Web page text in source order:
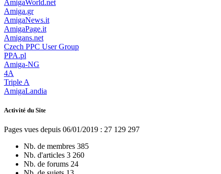
AmigaWorld.net
Amiga.gr
AmigaNews.it
AmigaPage.it
Amigans.net
Czech PPC User Group
PPA.pl
Amiga-NG
4A
Triple A
AmigaLandia
Activité du Site
Pages vues depuis 06/01/2019 : 27 129 297
Nb. de membres 385
Nb. d'articles 3 260
Nb. de forums 24